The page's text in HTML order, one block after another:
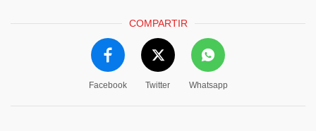
COMPARTIR
Facebook Twitter Whatsapp